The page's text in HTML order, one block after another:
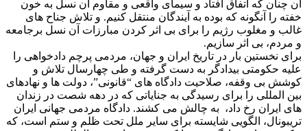
آن چنان که اتفاق افتاد و سیمای واقعی و مقاوم آن نسل به خون
خفته را آنگونه که بوده به آیندگان منتقل کنیم. و تلاش جناح های
غالب و مغلوب رژیم را برای بی اثر کردن مبارزات آن نسل برجامعه
و مردم، بی اثر سازیم.
برای نخستین بار در تاریخ ایران و جهان، مردمی پرچم دادخواهی را
علیه حکومتی بیدادگر به دست گرفته و طی چهارسال تلاش و
کوشش بی وقفه، صلاحیت دادگاه های “قانونی”، دولت ها و نهادهای
بین المللی را برای رسیدگی به جنایاتی که در دهه شصت در زندان
های ایران رخ داد، به چالش می کشند. دادگاه مردمی جهانی ایران
تریبونال، الگویی شایسته برای سایر ملل تحت ظلم و ستم است، که